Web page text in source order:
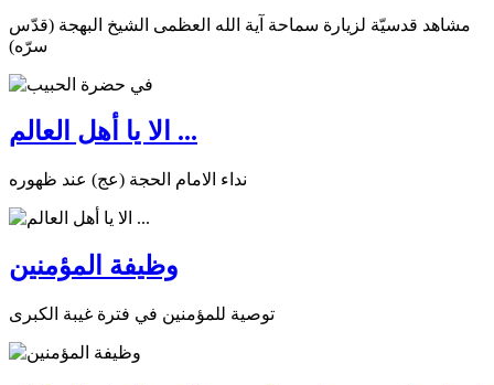
مشاهد قدسيّة لزيارة سماحة آية الله العظمى الشيخ البهجة (قدّس
سرّه)
الا يا أهل العالم ...
نداء الامام الحجة (عج) عند ظهوره
وظيفة المؤمنين
توصية للمؤمنين في فترة غيبة الكبرى